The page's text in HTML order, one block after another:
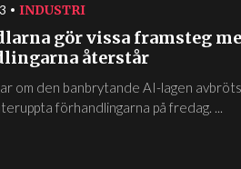
INDUSTRI
gör vissa framsteg
återstår
om den banbrytande AI-lagen
förhandlingarna på fredag. ...